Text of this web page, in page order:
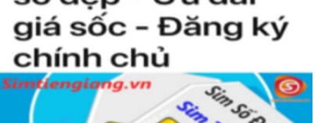
Simtiengiang.vn.
Sim Tiền Giang là đơn vị cung cấp sim số đẹp lục quý 9, sim giá rẻ
uy tín chất lượng.
Chọn mua sim số đẹp thường mất nhiều thời gian ở khoản lựa số,
một số phải vừa đẹp, vừa tốt về phong thủy thì mới là sim hoàn
hảo. Vậy phải làm sao?
- Cách nhanh nhất để chọn mua được sim lục quý 9 là bạn vào